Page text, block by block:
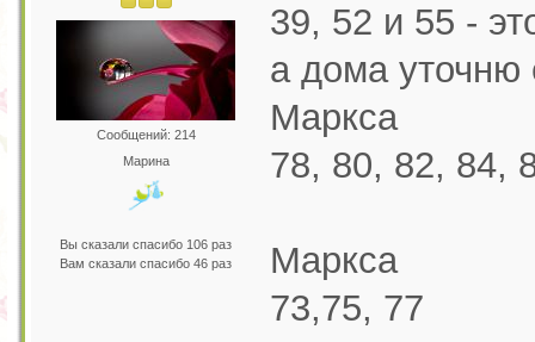
Сообщений: 214
Марина
Вы сказали спасибо 106 раз
Вам сказали спасибо 46 раз
39, 52 и 55 -
а дома
Маркса
78, 80, 82, 84,
Маркса
73,75, 77